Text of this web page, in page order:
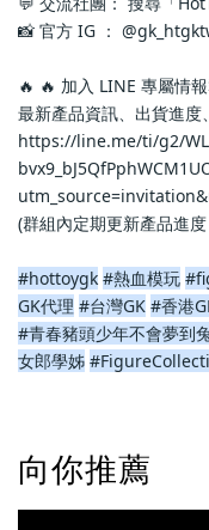
📸 官方 IG ：
🔥 🔥 加入 LINE 專屬情
最新產品資訊、出貨進度
https://line.me/ti/g2/
(群組內定期更新產品進
#hottoygk #熱血模玩
GK代理 #台灣GK #香港
#青春豬頭少年不會夢到
女郎學姊
向你推薦